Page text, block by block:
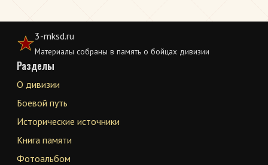
3-mksd.ru
Материалы собраны в память о бойцах дивизии
Разделы
О дивизии
Боевой путь
Исторические источники
Книга памяти
Фотоальбом